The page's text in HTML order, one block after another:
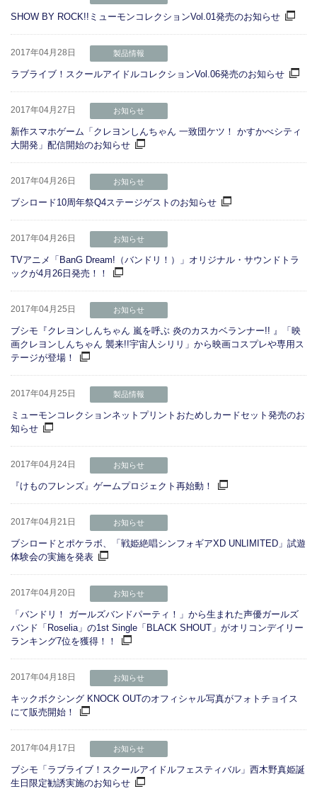
SHOW BY ROCK!!ミューモンコレクションVol.01発売のお知らせ
2017年04月28日 製品情報
ラブライブ！スクールアイドルコレクションVol.06発売のお知らせ
2017年04月27日 お知らせ
新作スマホゲーム「クレヨンしんちゃん 一致団ケツ！ かすかべシティ
大開発」配信開始のお知らせ
2017年04月26日 お知らせ
ブシロード10周年祭Q4ステージゲストのお知らせ
2017年04月26日 お知らせ
TVアニメ「BanG Dream!（バンドリ！）」オリジナル・サウンドトラ
ックが4月26日発売！！
2017年04月25日 お知らせ
ブシモ『クレヨンしんちゃん 嵐を呼ぶ 炎のカスカベランナー!! 』「映
画クレヨンしんちゃん 襲来!!宇宙人シリリ」から映画コスプレや専用ス
テージが登場！
2017年04月25日 製品情報
ミューモンコレクションネットプリントおためしカードセット発売のお
知らせ
2017年04月24日 お知らせ
『けものフレンズ』ゲームプロジェクト再始動！
2017年04月21日 お知らせ
ブシロードとポケラボ、「戦姫絶唱シンフォギアXD UNLIMITED」試遊
体験会の実施を発表
2017年04月20日 お知らせ
「バンドリ！ ガールズバンドパーティ！」から生まれた声優ガールズ
バンド「Roselia」の1st Single「BLACK SHOUT」がオリコンデイリー
ランキング7位を獲得！！
2017年04月18日 お知らせ
キックボクシング KNOCK OUTのオフィシャル写真がフォトチョイス
にて販売開始！
2017年04月17日 お知らせ
ブシモ「ラブライブ！スクールアイドルフェスティバル」西木野真姫誕
生日限定勧誘実施のお知らせ